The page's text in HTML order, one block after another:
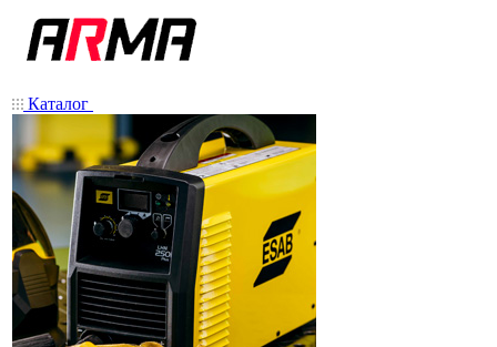
Каталог